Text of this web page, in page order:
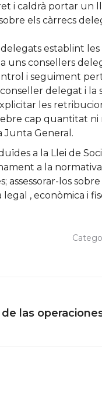
i caldrà portar un
els càrrecs
establint
uns consellers
i seguiment
delegat i la
les
cap quantitat
Junta General.
a la Llei de
a la
assessorar-los
, econòmica i
las